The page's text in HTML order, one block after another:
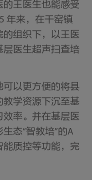
王医生也能感受
年来，在干窑镇
组织下，以王医
层医生超声扫查培
可以更方便的将县
教学资源下沉至基
率。并在基层医
态“智教培”的A
能质控等功能，完